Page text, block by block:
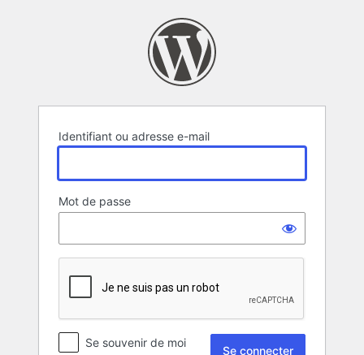
Identifiant ou adresse e-mail
Mot de passe
Se souvenir de moi